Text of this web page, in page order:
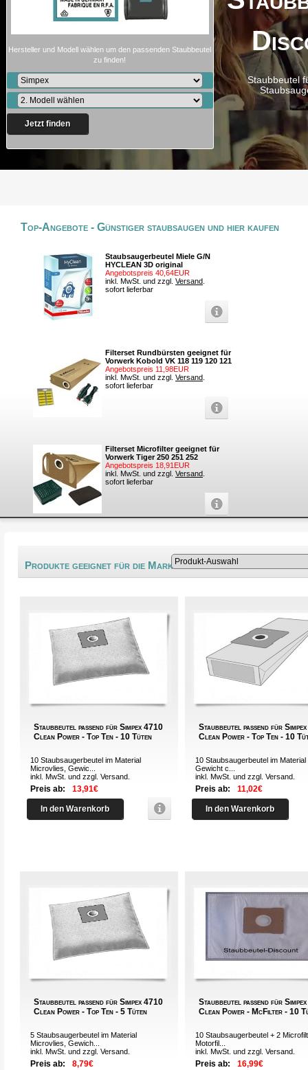
Staubbeutel
Hersteller und Modell wählen um den passenden Staubbeutel
zu finden!
Jetzt finden
Top-Angebote - Günstiger staubsaugen und hier kaufen
Staubsaugerbeutel Miele G/N
HYCLEAN 3D original
Angebotspreis 40,64EUR
inkl. MwSt. und zzgl. Versand
sofort lieferbar
Filterset Rundbürsten geeignet für
Vorwerk Kobold VK 118 119 120 121
Angebotspreis 11,98EUR
inkl. MwSt. und zzgl. Versand
sofort lieferbar
Filterset Microfilter geeignet für
Vorwerk Tiger 250 251 252
Angebotspreis 18,91EUR
inkl. MwSt. und zzgl. Versand
sofort lieferbar
Produkte geeignet für die Marke Simpex®
Staubbeutel passend für Simpex 4710
Clean Power - Top Ten - 10 Tüten
10 Staubsaugerbeutel im Material
Microvlies, Gewic...
inkl. MwSt. und zzgl.Versand
Preis ab: 13,91€
In den Warenkorb
Staubbeutel passend für
Clean Power - Top Ten - 10
10 Staubsaugerbeutel im Material
Gewicht c...
inkl. MwSt. und zzgl.Versand
Preis ab: 11,02€
In den Warenkorb
Staubbeutel passend für Simpex 4710
Clean Power - Top Ten - 5 Tüten
5 Staubsaugerbeutel im Material
Microvlies, Gewich...
inkl. MwSt. und zzgl.Versand
Preis ab: 8,79€
Staubbeutel passend für
Clean Power - McFilter - 10
10 Staubsaugerbeutel + 2
Motorfil...
inkl. MwSt. und zzgl.Versand
Preis ab: 16,99€